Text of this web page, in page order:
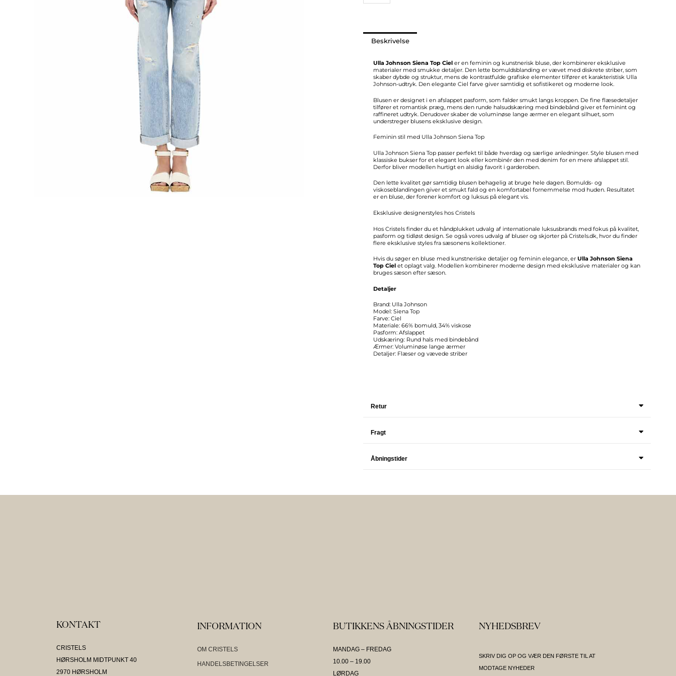
Beskrivelse
Ulla Johnson Siena Top Ciel er en feminin og kunstnerisk bluse, der kombinerer eksklusive
materialer med smukke detaljer. Den lette bomuldsblanding er vævet med diskrete striber, som
skaber dybde og struktur, mens de kontrastfulde grafiske elementer tilfører et karakteristisk Ulla
Johnson-udtryk. Den elegante Ciel farve giver samtidig et sofistikeret og moderne look.
Blusen er designet i en afslappet pasform, som falder smukt langs kroppen. De fine flæsedetaljer
tilfører et romantisk præg, mens den runde halsudskæring med bindebånd giver et feminint og
raffineret udtryk. Derudover skaber de voluminøse lange ærmer en elegant silhuet, som
understreger blusens eksklusive design.
Feminin stil med Ulla Johnson Siena Top
Ulla Johnson Siena Top passer perfekt til både hverdag og særlige anledninger. Style blusen med
klassiske bukser for et elegant look eller kombinér den med denim for en mere afslappet stil.
Derfor bliver modellen hurtigt en alsidig favorit i garderoben.
Den lette kvalitet gør samtidig blusen behagelig at bruge hele dagen. Bomulds- og
viskoseblandingen giver et smukt fald og en komfortabel fornemmelse mod huden. Resultatet
er en bluse, der forener komfort og luksus på elegant vis.
Eksklusive designerstyles hos Cristels
Hos Cristels finder du et håndplukket udvalg af internationale luksusbrands med fokus på kvalitet,
pasform og tidløst design. Se også vores udvalg af bluser og skjorter på Cristels.dk, hvor du finder
flere eksklusive styles fra sæsonens kollektioner.
Hvis du søger en bluse med kunstneriske detaljer og feminin elegance, er Ulla Johnson Siena
Top Ciel et oplagt valg. Modellen kombinerer moderne design med eksklusive materialer og kan
bruges sæson efter sæson.
Detaljer
Brand: Ulla Johnson
Model: Siena Top
Farve: Ciel
Materiale: 66% bomuld, 34% viskose
Pasform: Afslappet
Udskæring: Rund hals med bindebånd
Ærmer: Voluminøse lange ærmer
Detaljer: Flæser og vævede striber
Retur
Fragt
Åbningstider
KONTAKT
CRISTELS
HØRSHOLM MIDTPUNKT 40
2970 HØRSHOLM
INFORMATION
OM CRISTELS
HANDELSBETINGELSER
BUTIKKENS ÅBNINGSTIDER
MANDAG – FREDAG
10.00 – 19.00
LØRDAG
NYHEDSBREV
SKRIV DIG OP OG VÆR DEN FØRSTE TIL AT
MODTAGE NYHEDER